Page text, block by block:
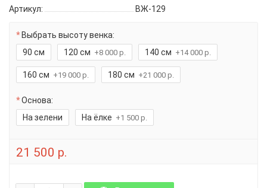
Артикул:
ВЖ-129
Выбрать высоту венка:
90 см
120 см +8 000 р. 140 см +14 000 р.
160 см +19 000 р. 180 см +21 000 р.
Основа:
На зелени
На ёлке +1 500 р.
21 500 р.